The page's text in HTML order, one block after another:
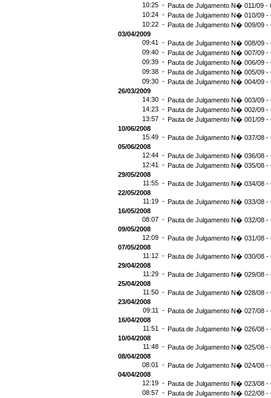
10:25 - Pauta de Julgamento N� 011/09 -
10:24 - Pauta de Julgamento N� 010/09 -
10:22 - Pauta de Julgamento N� 009/09 -
03/04/2009
09:41 - Pauta de Julgamento N� 008/09 -
09:40 - Pauta de Julgamento N� 007/09 -
09:39 - Pauta de Julgamento N� 006/09 -
09:38 - Pauta de Julgamento N� 005/09 -
09:30 - Pauta de Julgamento N� 004/09 -
26/03/2009
14:30 - Pauta de Julgamento N� 003/09 -
14:23 - Pauta de Julgamento N� 002/09 -
13:57 - Pauta de Julgamento N� 001/09 -
10/06/2008
15:49 - Pauta de Julgamento N� 037/08 -
05/06/2008
12:44 - Pauta de Julgamento N� 036/08 -
12:41 - Pauta de Julgamento N� 035/08 -
29/05/2008
11:55 - Pauta de Julgamento N� 034/08 -
22/05/2008
11:19 - Pauta de Julgamento N� 033/08 -
16/05/2008
08:07 - Pauta de Julgamento N� 032/08 -
09/05/2008
12:09 - Pauta de Julgamento N� 031/08 -
07/05/2008
11:12 - Pauta de Julgamento N� 030/08 -
29/04/2008
11:29 - Pauta de Julgamento N� 029/08 -
25/04/2008
11:50 - Pauta de Julgamento N� 028/08 -
23/04/2008
09:11 - Pauta de Julgamento N� 027/08 -
16/04/2008
11:51 - Pauta de Julgamento N� 026/08 -
10/04/2008
11:48 - Pauta de Julgamento N� 025/08 -
08/04/2008
08:01 - Pauta de Julgamento N� 024/08 -
04/04/2008
12:19 - Pauta de Julgamento N� 023/08 -
08:57 - Pauta de Julgamento N� 022/08 -